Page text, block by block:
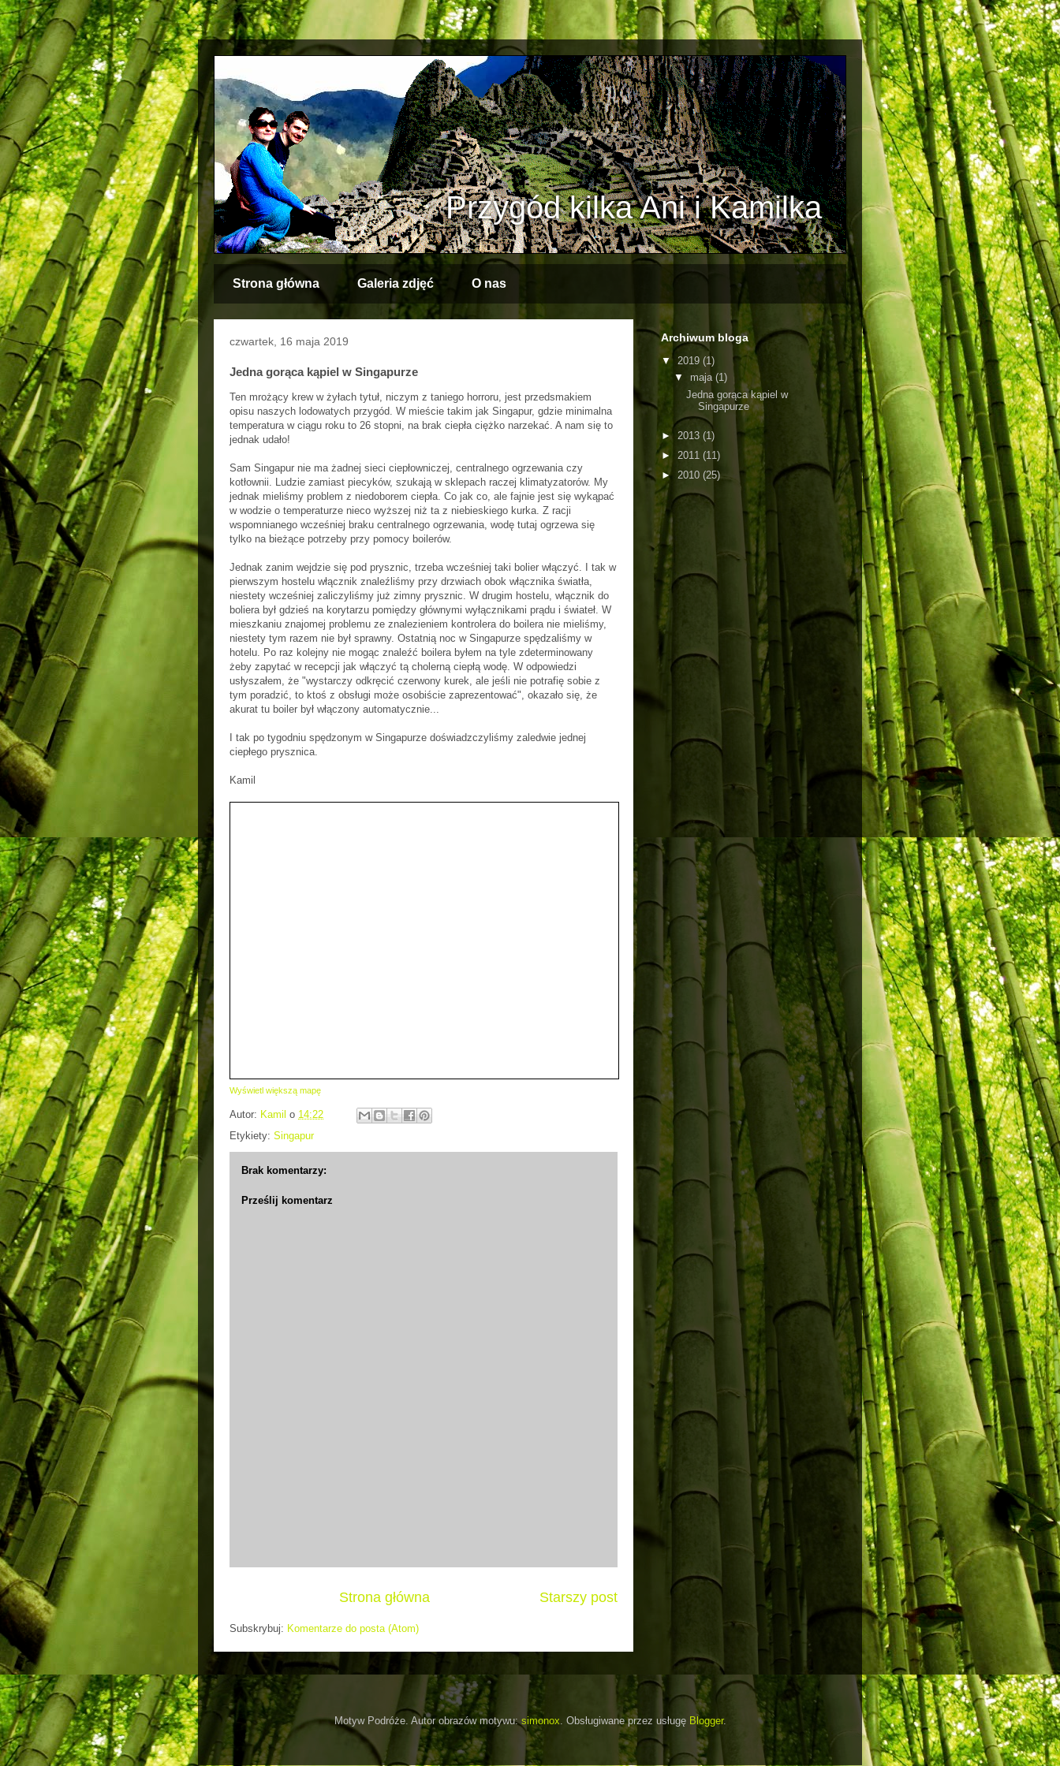
Przygód kilka Ani i Kamilka
Strona główna Galeria zdjęć O nas
czwartek, 16 maja 2019
Jedna gorąca kąpiel w Singapurze
Ten mrożący krew w żyłach tytuł, niczym z taniego horroru, jest przedsmakiem
opisu naszych lodowatych przygód. W mieście takim jak Singapur, gdzie minimalna
temperatura w ciągu roku to 26 stopni, na brak ciepła ciężko narzekać. A nam się to
jednak udało!
Sam Singapur nie ma żadnej sieci ciepłowniczej, centralnego ogrzewania czy
kotłownii. Ludzie zamiast piecyków, szukają w sklepach raczej klimatyzatorów. My
jednak mieliśmy problem z niedoborem ciepła. Co jak co, ale fajnie jest się wykąpać
w wodzie o temperaturze nieco wyższej niż ta z niebieskiego kurka. Z racji
wspomnianego wcześniej braku centralnego ogrzewania, wodę tutaj ogrzewa się
tylko na bieżące potrzeby przy pomocy boilerów.
Jednak zanim wejdzie się pod prysznic, trzeba wcześniej taki bolier włączyć. I tak w
pierwszym hostelu włącznik znaleźliśmy przy drzwiach obok włącznika światła,
niestety wcześniej zaliczyliśmy już zimny prysznic. W drugim hostelu, włącznik do
boliera był gdzieś na korytarzu pomiędzy głównymi wyłącznikami prądu i świateł. W
mieszkaniu znajomej problemu ze znalezieniem kontrolera do boilera nie mieliśmy,
niestety tym razem nie był sprawny. Ostatnią noc w Singapurze spędzaliśmy w
hotelu. Po raz kolejny nie mogąc znaleźć boilera byłem na tyle zdeterminowany
żeby zapytać w recepcji jak włączyć tą cholerną ciepłą wodę. W odpowiedzi
usłyszałem, że "wystarczy odkręcić czerwony kurek, ale jeśli nie potrafię sobie z
tym poradzić, to ktoś z obsługi może osobiście zaprezentować", okazało się, że
akurat tu boiler był włączony automatycznie...
I tak po tygodniu spędzonym w Singapurze doświadzczyliśmy zaledwie jednej
ciepłego prysznica.
Kamil
Wyświetl większą mapę
Autor: Kamil o 14:22
Etykiety: Singapur
Brak komentarzy:
Prześlij komentarz
Starszy post
Strona główna
Subskrybuj: Komentarze do posta (Atom)
Archiwum bloga
▼ 2019 (1)
▼ maja (1)
Jedna gorąca kąpiel w
Singapurze
► 2013 (1)
► 2011 (11)
► 2010 (25)
Motyw Podróże. Autor obrazów motywu: simonox . Obsługiwane przez usługę Blogger.